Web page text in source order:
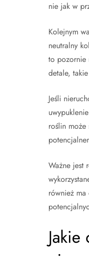
nie jak w
Kolejnym
neutralny
to pozornie
detale,
Jeśli
roślin
Ważne jest
również